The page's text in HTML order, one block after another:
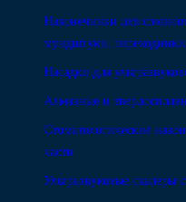
Наконечники для
мундштуки, переходники
Насадки для
Алмазные и
Стоматологические
части
Ультразвуковые скалеры